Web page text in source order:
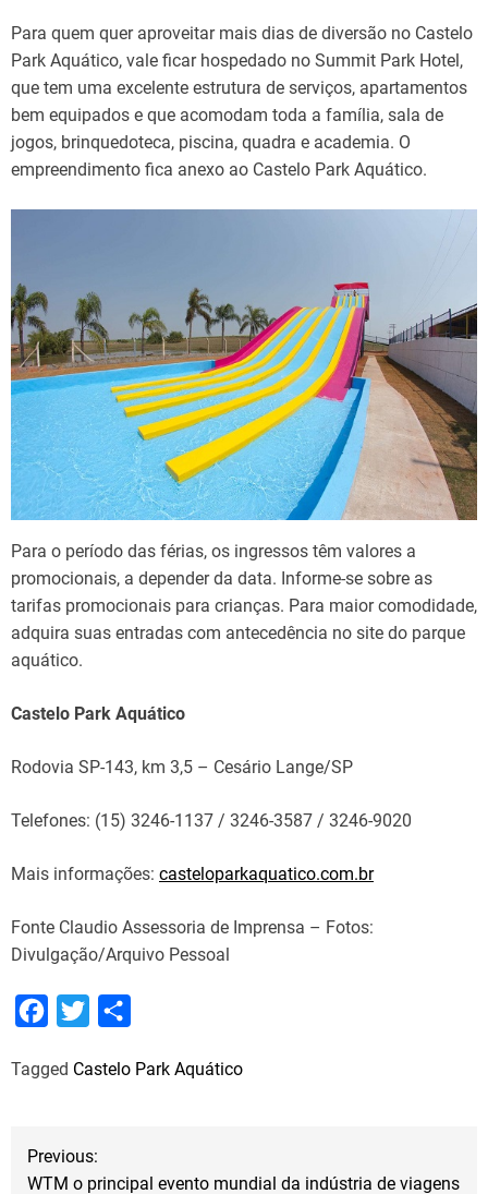
Para quem quer aproveitar mais dias de diversão no Castelo
Park Aquático, vale ficar hospedado no Summit Park Hotel,
que tem uma excelente estrutura de serviços, apartamentos
bem equipados e que acomodam toda a família, sala de
jogos, brinquedoteca, piscina, quadra e academia. O
empreendimento fica anexo ao Castelo Park Aquático.
Para o período das férias, os ingressos têm valores a
promocionais, a depender da data. Informe-se sobre as
tarifas promocionais para crianças. Para maior comodidade,
adquira suas entradas com antecedência no site do parque
aquático.
Castelo Park Aquático
Rodovia SP-143, km 3,5 – Cesário Lange/SP
Telefones: (15) 3246-1137 / 3246-3587 / 3246-9020
Mais informações: casteloparkaquatico.com.br
Fonte Claudio Assessoria de Imprensa – Fotos:
Divulgação/Arquivo Pessoal
c
o
i
a
Tagged Castelo Park Aquático
NPrevious:
WTM o principal evento mundial da indústria de viagens